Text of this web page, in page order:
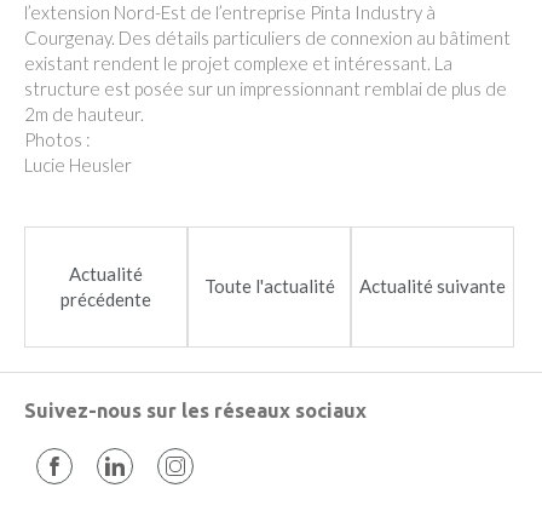
l’extension Nord-Est de l’entreprise Pinta Industry à
Courgenay. Des détails particuliers de connexion au bâtiment
existant rendent le projet complexe et intéressant. La
structure est posée sur un impressionnant remblai de plus de
2m de hauteur.
Photos :
Lucie Heusler
Actualité
précédente
Toute l'actualité Actualité suivante
Suivez-nous sur les réseaux sociaux